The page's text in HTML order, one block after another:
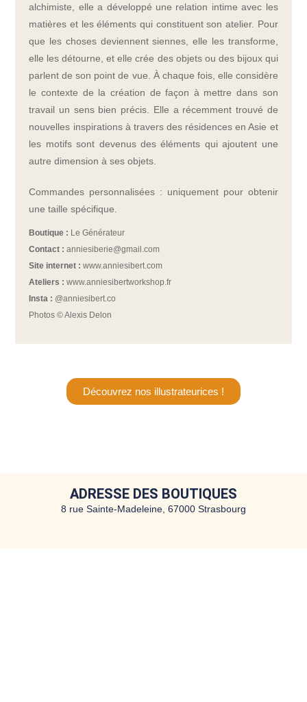
alchimiste, elle a développé une relation intime avec les
matières et les éléments qui constituent son atelier. Pour
que les choses deviennent siennes, elle les transforme,
elle les détourne, et elle crée des objets ou des bijoux qui
parlent de son point de vue. À chaque fois, elle considère
le contexte de la création de façon à mettre dans son
travail un sens bien précis. Elle a récemment trouvé de
nouvelles inspirations à travers des résidences en Asie et
les motifs sont devenus des éléments qui ajoutent une
autre dimension à ses objets.
Commandes personnalisées : uniquement pour obtenir
une taille spécifique.
Boutique : Le Générateur
Contact : anniesiberie@gmail.com
Site internet :www.anniesibert.com
Ateliers : www.anniesibertworkshop.fr
Insta : @anniesibert.co
Photos © Alexis Delon
Découvrez nos illustrateurices !
ADRESSE DES BOUTIQUES
8 rue Sainte-Madeleine, 67000 Strasbourg